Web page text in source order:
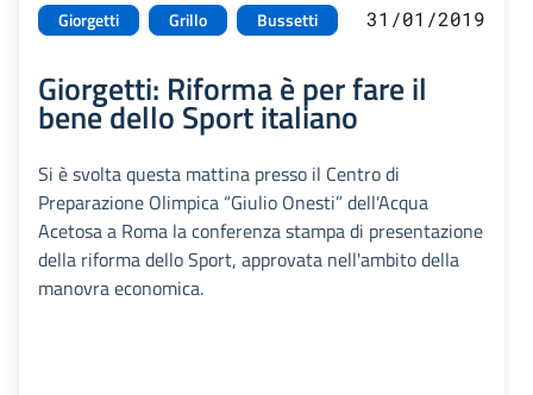
Giorgetti Grillo Bussetti 31/01/2019
Giorgetti: Riforma è per fare il
bene dello Sport italiano
Si è svolta questa mattina presso il Centro di
Preparazione Olimpica “Giulio Onesti” dell'Acqua
Acetosa a Roma la conferenza stampa di presentazione
della riforma dello Sport, approvata nell'ambito della
manovra economica.